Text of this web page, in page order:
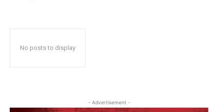
No posts to display
- Advertisement -